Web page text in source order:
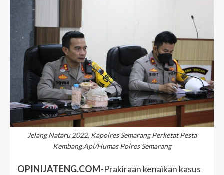
Jelang Nataru 2022, Kapolres Semarang Perketat Pesta
Kembang Api/Humas Polres Semarang
OPINIJATENG.COM-Prakiraan kenaikan kasus